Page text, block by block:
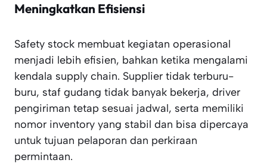
Meningkatkan Efisiensi
Safety stock membuat kegiatan operasional
menjadi lebih efisien, bahkan ketika mengalami
kendala supply chain. Supplier tidak terburu-
buru, staf gudang tidak banyak bekerja, driver
pengiriman tetap sesuai jadwal, serta memiliki
nomor inventory yang stabil dan bisa dipercaya
untuk tujuan pelaporan dan perkiraan
permintaan.